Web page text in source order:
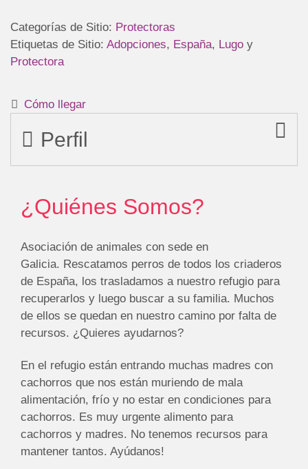
Categorías de Sitio: Protectoras
Etiquetas de Sitio: Adopciones, España, Lugo y
Protectora
Cómo llegar
Perfil
¿Quiénes Somos?
Asociación de animales con sede en
Galicia. Rescatamos perros de todos los criaderos
de España, los trasladamos a nuestro refugio para
recuperarlos y luego buscar a su familia. Muchos
de ellos se quedan en nuestro camino por falta de
recursos. ¿Quieres ayudarnos?
En el refugio están entrando muchas madres con
cachorros que nos están muriendo de mala
alimentación, frío y no estar en condiciones para
cachorros. Es muy urgente alimento para
cachorros y madres. No tenemos recursos para
mantener tantos. Ayúdanos!